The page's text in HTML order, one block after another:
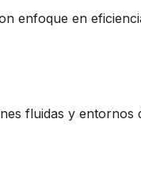
enfoque en
fluidas y entornos